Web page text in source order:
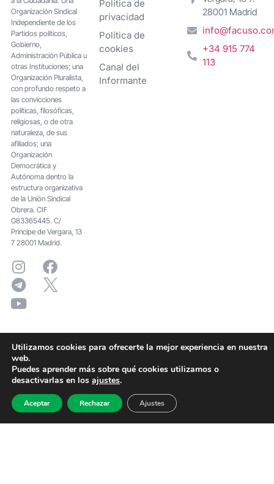
Organización Sindical
Independiente de los
Partidos políticos,
Gobierno,
Administración Pública u
otras Instituciones; una
Organización Pluralista,
con profundo respeto a
las convicciones
políticas, filosóficas,
religiosas, o de otra
naturaleza, de sus
afiliados; una
Organización
Democrática y
Autónoma dentro la
estructura organizativa
de la Unión Sindical
Obrera. CIF
G83365445. C/
Principe de Vergara, 13
7 28001 Madrid.
Política de
privacidad
Política de
cookies
Canal del
Informante
28001 Madrid
+34 915 774
113
Utilizamos cookies para ofrecerte la mejor experiencia en nuestra
web.
Puedes aprender más sobre qué cookies utilizamos o
desactivarlas en los ajustes.
Aceptar Rechazar Ajustes